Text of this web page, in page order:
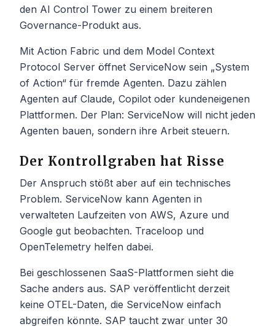
den AI Control Tower zu einem breiteren
Governance-Produkt aus.
Mit Action Fabric und dem Model Context
Protocol Server öffnet ServiceNow sein „System
of Action“ für fremde Agenten. Dazu zählen
Agenten auf Claude, Copilot oder kundeneigenen
Plattformen. Der Plan: ServiceNow will nicht jeden
Agenten bauen, sondern ihre Arbeit steuern.
Der Kontrollgraben hat Risse
Der Anspruch stößt aber auf ein technisches
Problem. ServiceNow kann Agenten in
verwalteten Laufzeiten von AWS, Azure und
Google gut beobachten. Traceloop und
OpenTelemetry helfen dabei.
Bei geschlossenen SaaS-Plattformen sieht die
Sache anders aus. SAP veröffentlicht derzeit
keine OTEL-Daten, die ServiceNow einfach
abgreifen könnte. SAP taucht zwar unter 30